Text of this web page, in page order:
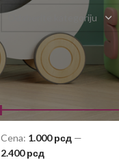
Odaberite kategoriju
FILTRIRAJ PO CENI
Cena: 1.000 рсд —
2.400 рсд